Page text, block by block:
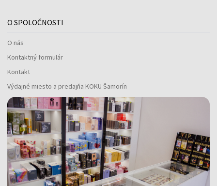
O SPOLOČNOSTI
O nás
Kontaktný formulár
Kontakt
Výdajné miesto a predajňa KOKU Šamorín